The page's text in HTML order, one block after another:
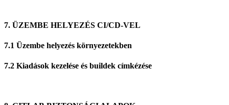
7. ÜZEMBE HELYEZÉS CI/CD-VEL
7.1 Üzembe helyezés környezetekben
7.2 Kiadások kezelése és buildek címkézése